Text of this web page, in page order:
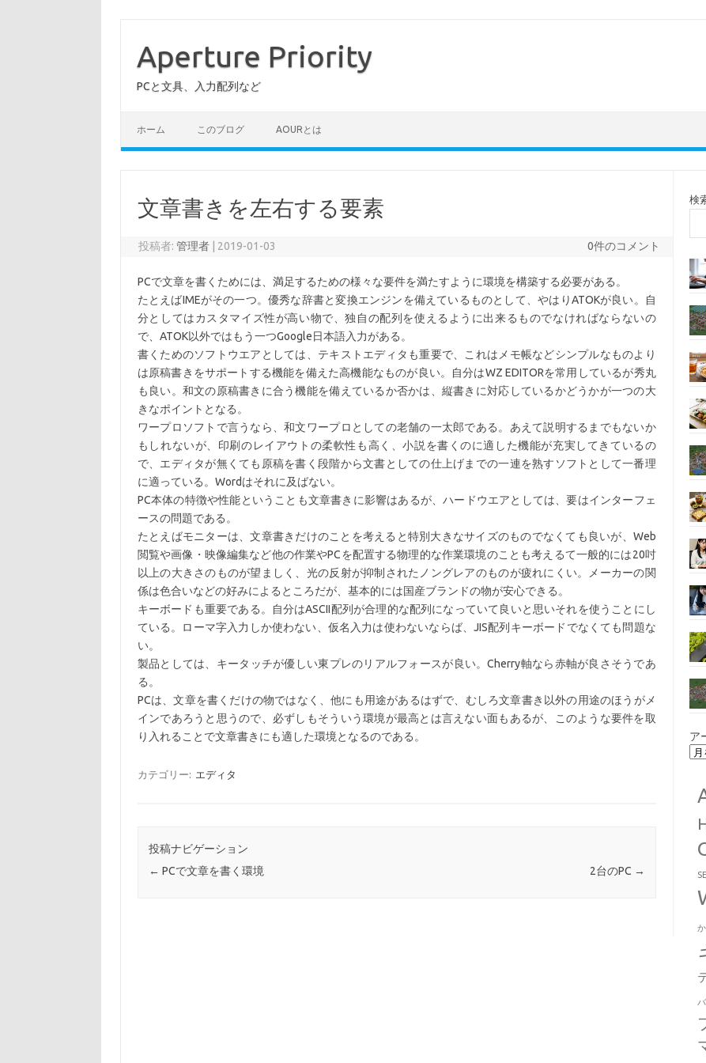
Aperture Priority
PCと文具、入力配列など
ホーム このブログ AOURとは
文章書きを左右する要素
投稿者:管理者 2019-01-03 0件のコメント
PCで文章を書くためには、満足するための様々な要件を満たすように環境を構築する必要がある。
たとえばIMEがその一つ。優秀な辞書と変換エンジンを備えているものとして、やはりATOKが良い。自
分としてはカスタマイズ性が高い物で、独自の配列を使えるように出来るものでなければならないの
で、ATOK以外ではもう一つGoogle日本語入力がある。
書くためのソフトウエアとしては、テキストエディタも重要で、これはメモ帳などシンプルなものより
は原稿書きをサポートする機能を備えた高機能なものが良い。自分はWZ EDITORを常用しているが秀丸
も良い。和文の原稿書きに合う機能を備えているか否かは、縦書きに対応しているかどうかが一つの大
きなポイントとなる。
ワープロソフトで言うなら、和文ワープロとしての老舗の一太郎である。あえて説明するまでもないか
もしれないが、印刷のレイアウトの柔軟性も高く、小説を書くのに適した機能が充実してきているの
で、エディタが無くても原稿を書く段階から文書としての仕上げまでの一連を熟すソフトとして一番理
に適っている。Wordはそれに及ばない。
PC本体の特徴や性能ということも文章書きに影響はあるが、ハードウエアとしては、要はインターフェ
ースの問題である。
たとえばモニターは、文章書きだけのことを考えると特別大きなサイズのものでなくても良いが、Web
閲覧や画像・映像編集など他の作業やPCを配置する物理的な作業環境のことも考えるて一般的には20吋
以上の大きさのものが望ましく、光の反射が抑制されたノングレアのものが疲れにくい。メーカーの関
係は色合いなどの好みによるところだが、基本的には国産ブランドの物が安心できる。
キーボードも重要である。自分はASCII配列が合理的な配列になっていて良いと思いそれを使うことにし
ている。ローマ字入力しか使わない、仮名入力は使わないならば、JIS配列キーボードでなくても問題な
い。
製品としては、キータッチが優しい東プレのリアルフォースが良い。Cherry軸なら赤軸が良さそうであ
る。
PCは、文章を書くだけの物ではなく、他にも用途があるはずで、むしろ文章書き以外の用途のほうがメ
インであろうと思うので、必ずしもそういう環境が最高とは言えない面もあるが、このような要件を取
り入れることで文章書きにも適した環境となるのである。
カテゴリー: エディタ
投稿ナビゲーション
← PCで文章を書く環境 2台のPC →
検
ア